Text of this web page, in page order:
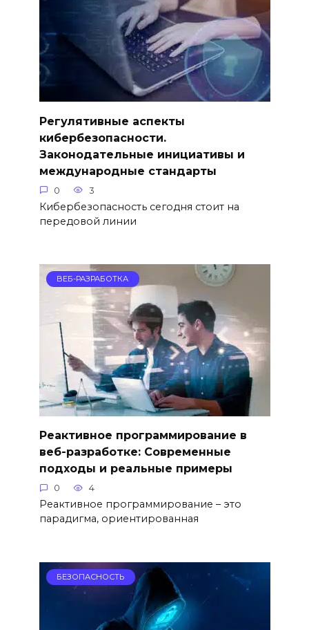
Регулятивные аспекты
кибербезопасности.
Законодательные инициативы и
международные стандарты
0 3
Кибербезопасность сегодня стоит на
передовой линии
ВЕБ-РАЗРАБОТКА
Реактивное программирование в
веб-разработке: Современные
подходы и реальные примеры
0 4
Реактивное программирование – это
парадигма, ориентированная
БЕЗОПАСНОСТЬ